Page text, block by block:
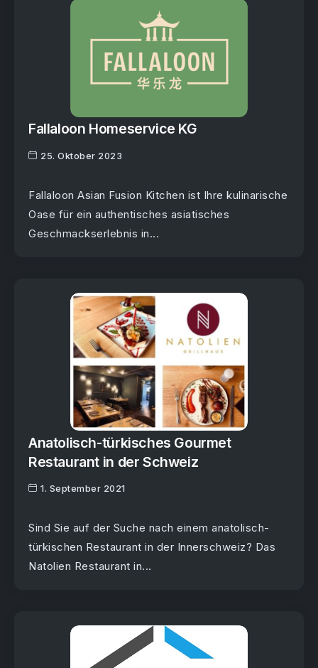
Fallaloon Homeservice KG
25. Oktober 2023
Fallaloon Asian Fusion Kitchen ist Ihre kulinarische
Oase für ein authentisches asiatisches
Geschmackserlebnis in...
Anatolisch-türkisches Gourmet
Restaurant in der Schweiz
1. September 2021
Sind Sie auf der Suche nach einem anatolisch-
türkischen Restaurant in der Innerschweiz? Das
Natolien Restaurant in...